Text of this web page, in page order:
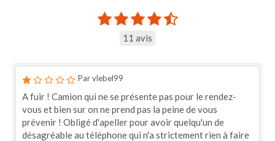
11 avis
Par vlebel99
A fuir ! Camion qui ne se présente pas pour le rendez-
vous et bien sur on ne prend pas la peine de vous
prévenir ! Obligé d'apeller pour avoir quelqu'un de
désagréable au téléphone qui n'a strictement rien à faire